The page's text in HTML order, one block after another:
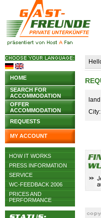
HOME
SEARCH FOR
ACCOMMODATION
OFFER
ACCOMMODATION
REQUESTS
MY ACCOUNT
HOW IT WORKS
PRESS INFORMATION
SERVICE
WC-FEEDBACK 2006
PRICES AND
PERFORMANCE
land
City: